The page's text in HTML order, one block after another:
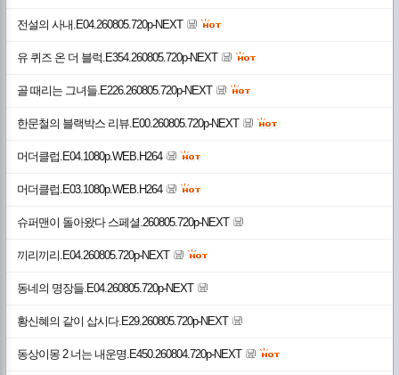
전설의 사내.E04.260805.720p-NEXT
유 퀴즈 온 더 블럭.E354.260805.720p-NEXT
골 때리는 그녀들.E226.260805.720p-NEXT
한문철의 블랙박스 리뷰.E00.260805.720p-NEXT
머더클럽.E04.1080p.WEB.H264
머더클럽.E03.1080p.WEB.H264
슈퍼맨이 돌아왔다 스페셜.260805.720p-NEXT
끼리끼리.E04.260805.720p-NEXT
동네의 명장들.E04.260805.720p-NEXT
황신혜의 같이 삽시다.E29.260805.720p-NEXT
동상이몽 2 너는 내운명.E450.260804.720p-NEXT